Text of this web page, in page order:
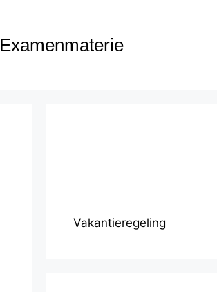
Examenmaterie
Vakantieregeling